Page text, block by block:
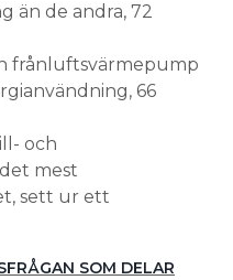
än de andra, 72
frånluftsvärmepump
66
och
mest
sett ur ett
SOM DELAR